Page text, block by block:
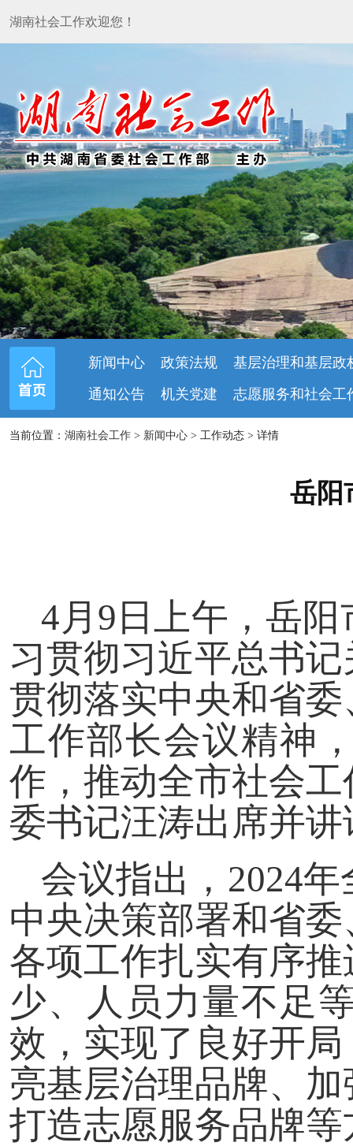
湖南社会工作欢迎您！
新闻中心 政策法规
基层治理和基层政
通知公告
机关党建 志愿服务和社会工
当前位置：湖南社会工作 > 新闻中心 > 工作动态 > 详情
岳阳
4月9日上午，岳
习贯彻习近平总书
贯彻落实中央和省
工作部长会议精神
作，推动全市社会
委书记汪涛出席并
会议指出，2024
中央决策部署和省
各项工作扎实有序
少、人员力量不足
效，实现了良好开
亮基层治理品牌、
打造志愿服务品牌